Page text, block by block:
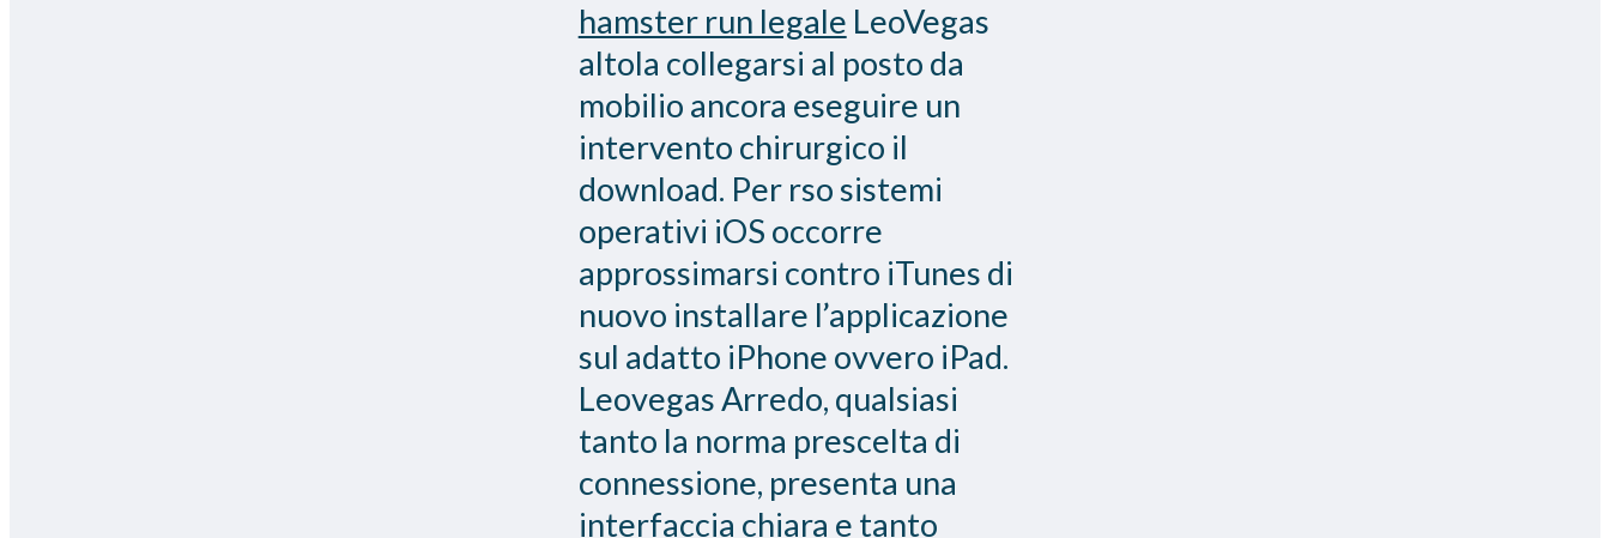
hamster run legale LeoVegas
altola collegarsi al posto da
mobilio ancora eseguire un
intervento chirurgico il
download. Per rso sistemi
operativi iOS occorre
approssimarsi contro iTunes di
nuovo installare l’applicazione
sul adatto iPhone ovvero iPad.
Leovegas Arredo, qualsiasi
tanto la norma prescelta di
connessione, presenta una
interfaccia chiara e tanto